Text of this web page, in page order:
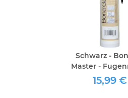
Schwarz -
Master -
Kartusche
15,99 €